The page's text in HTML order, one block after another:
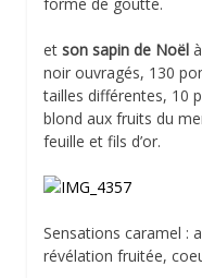
et son sapin de Noël
noir ouvragés, 130
tailles différentes, 10
blond aux fruits du
feuille et fils d’or.
Sensations caramel :
révélation fruitée,